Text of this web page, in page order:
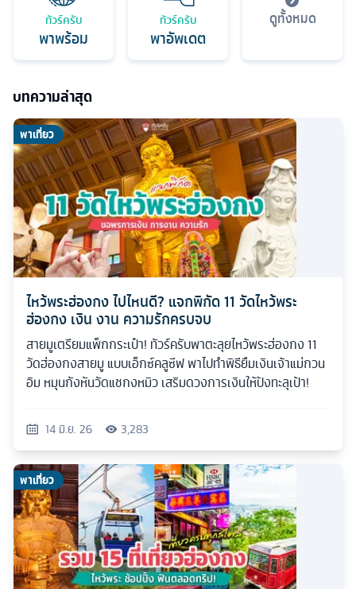
ทัวร์ครับ
พาพร้อม
ทัวร์ครับ
พาอัพเดต
ดูทั้งหมด
บทความล่าสุด
พาเที่ยว
ไหว้พระฮ่องกง ไปไหนดี? แจกพิกัด 11 วัดไหว้พระ
ฮ่องกง เงิน งาน ความรักครบจบ
สายมูเตรียมแพ็กกระเป๋า! ทัวร์ครับพาตะลุยไหว้พระฮ่องกง 11
วัดฮ่องกงสายมู แบบเอ็กซ์คลูซีฟ พาไปทำพิธียืมเงินเจ้าแม่กวน
อิม หมุนกังหันวัดแชกงหมิว เสริมดวงการเงินให้ปังทะลุเป้า!
14 มิ.ย. 26 3,283
พาเที่ยว